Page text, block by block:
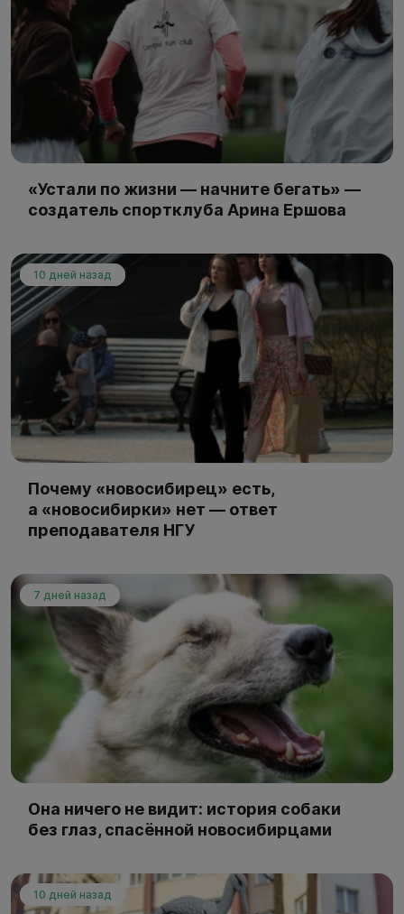
«Устали по жизни — начните бегать» —
создатель спортклуба Арина Ершова
10 дней назад
Почему «новосибирец» есть,
а «новосибирки» нет — ответ
преподавателя НГУ
7 дней назад
Она ничего не видит: история собаки
без глаз, спасённой новосибирцами
10 дней назад